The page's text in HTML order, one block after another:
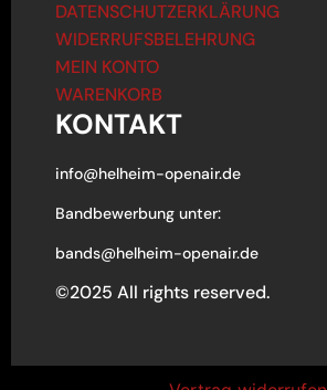
DATENSCHUTZERKLÄRUNG
WIDERRUFSBELEHRUNG
MEIN KONTO
WARENKORB
KONTAKT
info@helheim-openair.de
Bandbewerbung unter:
bands@helheim-openair.de
©2025 All rights reserved.